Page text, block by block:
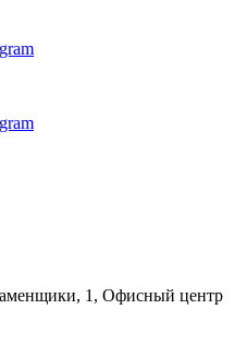
1, Офисный центр